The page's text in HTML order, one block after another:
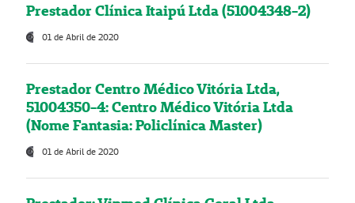
Prestador Clínica Itaipú Ltda (51004348-2)
01 de Abril de 2020
Prestador Centro Médico Vitória Ltda,
51004350-4: Centro Médico Vitória Ltda
(Nome Fantasia: Policlínica Master)
01 de Abril de 2020